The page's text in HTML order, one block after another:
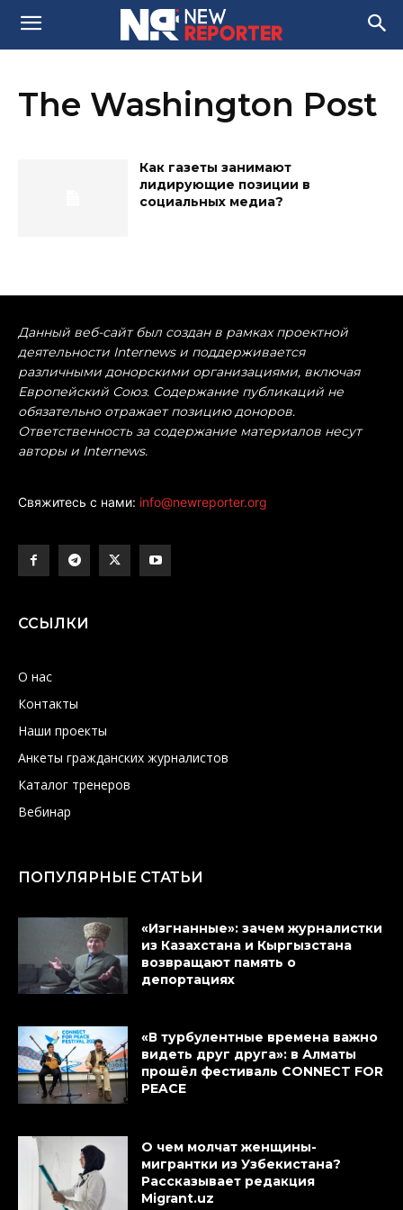
The Washington Post
Как газеты занимают
лидирующие позиции в
социальных медиа?
Данный веб-сайт был создан в рамках проектной
деятельности Internews и поддерживается
различными донорскими организациями, включая
Европейский Союз. Содержание публикаций не
обязательно отражает позицию доноров.
Ответственность за содержание материалов несут
авторы и Internews.
Свяжитесь с нами: info@newreporter.org
ССЫЛКИ
О нас
Контакты
Наши проекты
Анкеты гражданских журналистов
Каталог тренеров
Вебинар
ПОПУЛЯРНЫЕ СТАТЬИ
«Изгнанные»: зачем журналистки
из Казахстана и Кыргызстана
возвращают память о
депортациях
«В турбулентные времена важно
видеть друг друга»: в Алматы
прошёл фестиваль CONNECT FOR
PEACE
О чем молчат женщины-
мигрантки из Узбекистана?
Рассказывает редакция
Migrant.uz